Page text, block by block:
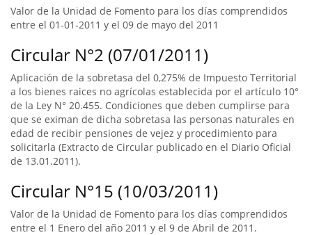
Valor de la Unidad de Fomento para los días comprendidos
entre el 01-01-2011 y el 09 de mayo del 2011
Circular N°2 (07/01/2011)
Aplicación de la sobretasa del 0,275% de Impuesto Territorial
a los bienes raices no agrícolas establecida por el artículo 10°
de la Ley N° 20.455. Condiciones que deben cumplirse para
que se eximan de dicha sobretasa las personas naturales en
edad de recibir pensiones de vejez y procedimiento para
solicitarla (Extracto de Circular publicado en el Diario Oficial
de 13.01.2011).
Circular N°15 (10/03/2011)
Valor de la Unidad de Fomento para los días comprendidos
entre el 1 Enero del año 2011 y el 9 de Abril de 2011.